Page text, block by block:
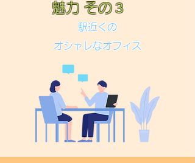
魅力 その３
駅近くの
オシャレなオフィス